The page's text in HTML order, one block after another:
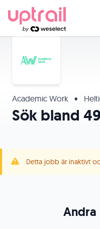
Academic Work •
Sök bland
Detta jobb är inaktivt